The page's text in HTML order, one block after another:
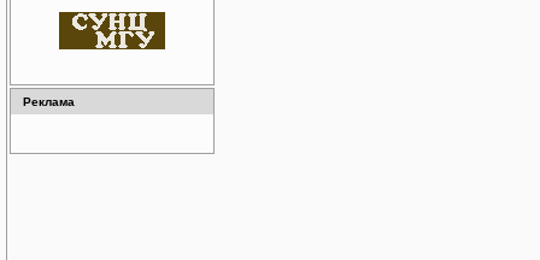
Реклама